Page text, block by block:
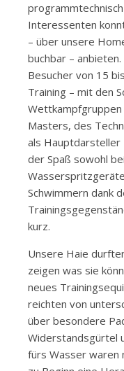
Interessenten
– über unsere
buchbar –
Besucher von 15
Training – mit den
Masters, des
als Hauptdarsteller
der Spaß sowohl
Schwimmern dank
kurz.
Unsere Haie
zeigen was sie
neues
reichten von
über besondere
Widerstandsgürtel
fürs Wasser waren